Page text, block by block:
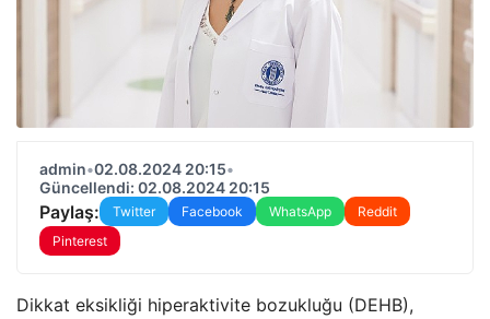
admin•02.08.2024 20:15•
Güncellendi: 02.08.2024 20:15
Paylaş: Twitter Facebook WhatsApp
Reddit
Pinterest
Dikkat eksikliği hiperaktivite bozukluğu (DEHB),